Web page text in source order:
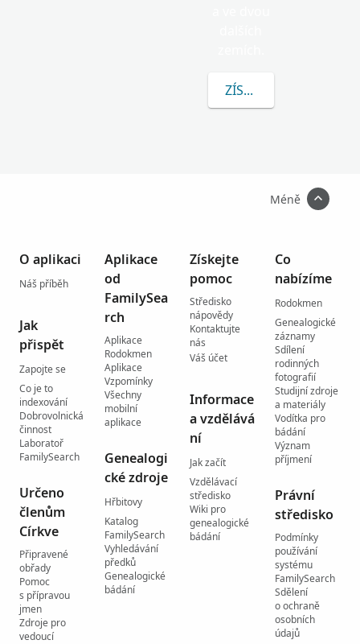
ZÍSKEJTE VÍCE
Méně
O aplikaci
Náš příběh
Jak
přispět
Zapojte se
Co je to
indexování
Dobrovolnická
činnost
Laboratoř
FamilySearch
Určeno
členům
Církve
Připravené
obřady
Pomoc
s přípravou
jmen
Zdroje pro
vedoucí
Aplikace
od
FamilySea
rch
Aplikace
Rodokmen
Aplikace
Vzpomínky
Všechny
mobilní
aplikace
Genealogi
cké zdroje
Hřbitovy
Katalog
FamilySearch
Vyhledávání
předků
Genealogické
bádání
Získejte
pomoc
Středisko
nápovědy
Kontaktujte
nás
Váš účet
Informace
a vzdělává
ní
Jak začít
Vzdělávací
středisko
Wiki pro
genealogické
bádání
Co
nabízíme
Rodokmen
Genealogické
záznamy
Sdílení
rodinných
fotografií
Studijní zdroje
a materiály
Vodítka pro
bádání
Význam
příjmení
Právní
středisko
Podmínky
používání
systému
FamilySearch
Sdělení
o ochraně
osobních
údajů